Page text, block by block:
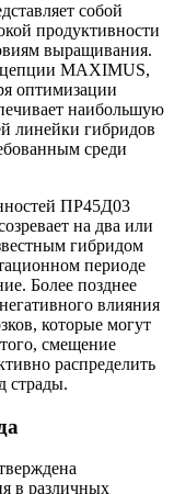
собой
продуктивности
выращивания.
MAXIMUS,
оптимизации
наибольшую
линейки гибридов
среди
ПР45Д03
на два или
гибридом
периоде
Более позднее
влияния
которые могут
смещение
распределить
страды.
в различных